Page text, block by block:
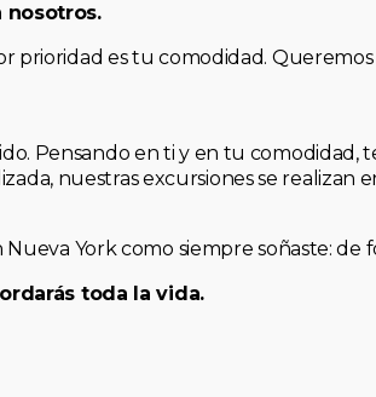
nosotros.
prioridad es tu comodidad.
Pensando en ti y en tu
nuestras excursiones se
York como siempre soñaste: de
toda la vida.